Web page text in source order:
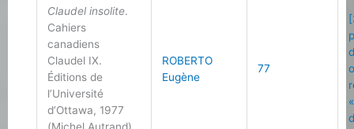
Claudel insolite.
Cahiers
canadiens
Claudel IX.
Éditions de
l’Université
d’Ottawa, 1977
ROBERTO
Eugène
77